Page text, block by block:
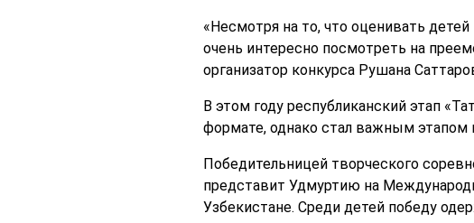
«Несмотря на то, что оценивать
очень интересно посмотреть на
организатор конкурса Рушана
В этом году республиканский этап
формате, однако стал важным этапом
Победительницей творческого
представит Удмуртию на
Узбекистане. Среди детей победу